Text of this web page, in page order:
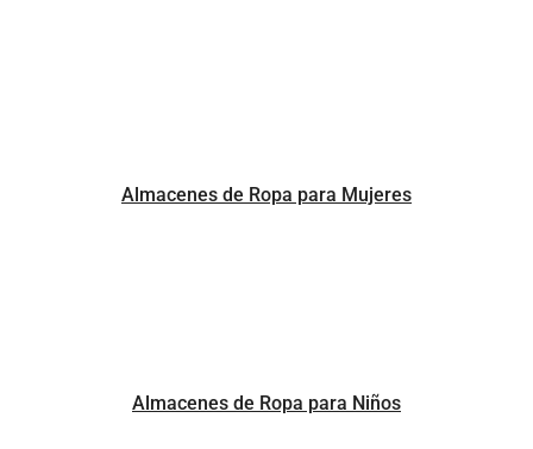
Almacenes de Ropa para Mujeres
Almacenes de Ropa para Niños